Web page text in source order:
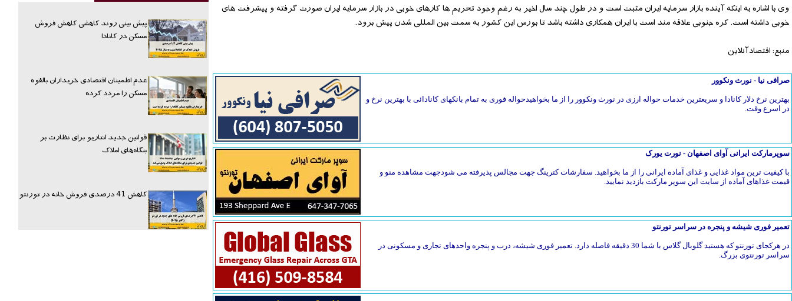
وی با اشاره به اینکه آینده بازار سرمایه ایران مثبت است و در طول چند سال اخیر به رغم وجود تحریم ها کارهای خوبی در بازار سرمایه ایران صورت گرفته و پیشرفت های
خوبی داشته است. کره جنوبی علاقه مند است با ایران همکاری داشته باشد تا بورس این کشور به سمت بین المللی شدن پیش برود.
منبع: اقتصادآنلاین
صرافی نیا - نورث ونکوور
بهترین نرخ دلار کانادا و سریعترین خدمات حواله ارزی در نورث ونکوور را از ما بخواهیدحواله فوری به تمام بانکهای کانادائی با بهترین نرخ و
در اسرع وقت.
سوپرمارکت ایرانی آوای اصفهان - نورت یورک
با کیفیت ترین مواد غذایی و غذای آماده ایرانی را از ما بخواهید. سفارشات کترینگ جهت مجالس پذیرفته می شودجهت مشاهده منو و
قیمت غذاهای آماده از سایت این سوپر مارکت بازدید نمایید.
تعمیر فوری شیشه و پنجره در سراسر تورنتو
در هرکجای تورنتو که هستید گلوبال گلاس با شما 30 دقیقه فاصله دارد. تعمیر فوری شیشه، درب و پنجره واحدهای تجاری و مسکونی در
سراسر تورنتوی بزرگ.
پیش بینی روند کاهشی کاهش فروش
مسکن در کانادا
عدم اطمینان اقتصادی خریداران بالقوه
مسکن را مردد کرده
قوانین جدید انتاریو برای نظارت بر
بنگاه‌های املاک
کاهش 41 درصدی فروش خانه در تورنتو